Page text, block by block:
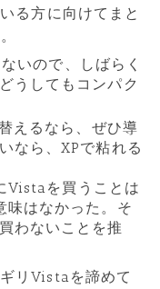
る方に向けてまと
いので、しばらく
うしてもコンパク
えるなら、ぜひ導
なら、XPで粘れる
Vistaを買うことは
味はなかった。そ
わないことを推
リVistaを諦めて